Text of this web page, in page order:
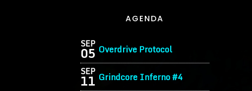
AGENDA
SEP
05 Overdrive Protocol
SEP
11 Grindcore Inferno #4